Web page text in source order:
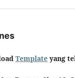
Template yang